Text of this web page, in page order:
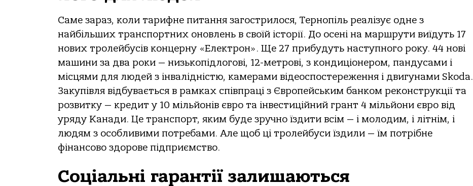
Саме зараз, коли тарифне питання загострилося, Тернопіль реалізує одне з
найбільших транспортних оновлень в своїй історії. До осені на маршрути виїдуть 17
нових тролейбусів концерну «Електрон». Ще 27 прибудуть наступного року. 44 нові
машини за два роки — низькопідлогові, 12-метрові, з кондиціонером, пандусами і
місцями для людей з інвалідністю, камерами відеоспостереження і двигунами Skoda.
Закупівля відбувається в рамках співпраці з Європейським банком реконструкції та
розвитку — кредит у 10 мільйонів євро та інвестиційний грант 4 мільйони євро від
уряду Канади. Це транспорт, яким буде зручно їздити всім — і молодим, і літнім, і
людям з особливими потребами. Але щоб ці тролейбуси їздили — їм потрібне
фінансово здорове підприємство.
Соціальні гарантії залишаються